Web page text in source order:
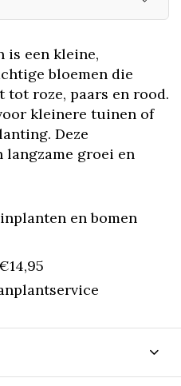
is een kleine,
bloemen die
roze, paars en rood.
kleinere tuinen of
Deze
langzame groei en
en bomen